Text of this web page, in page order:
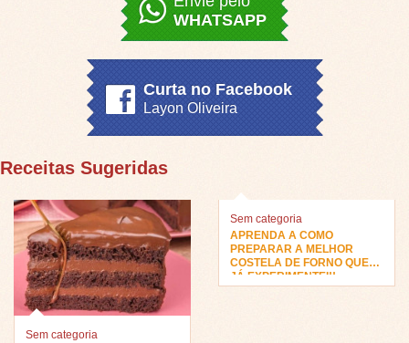
WHATSAPP
Curta no Facebook
Layon Oliveira
Receitas Sugeridas
Sem categoria
Sem categoria
APRENDA A COMO
PREPARAR A MELHOR
COSTELA DE FORNO QUE
JÁ EXPERIMENTEI!!